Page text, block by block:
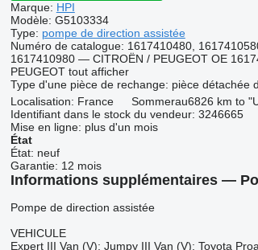
Marque: HPI
Modèle: G5103334
Type: pompe de direction assistée
Numéro de catalogue: 1617410480,
1617410980 — CITROËN / PEUGEOT OE
PEUGEOT tout afficher
Type d'une pièce de rechange: pièce détachée
Localisation: France Sommerau6826 km to
Identifiant dans le stock du vendeur: 3246665
Mise en ligne: plus d'un mois
État
État: neuf
Garantie: 12 mois
Informations supplémentaires —
Pompe de direction assistée
VEHICULE
Expert III Van (V); Jumpy III Van (V); Toyota